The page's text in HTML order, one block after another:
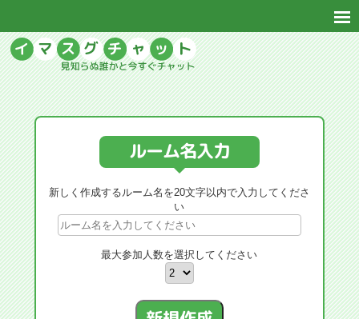
ルーム名入力
新しく作成するルーム名を20文字以内で入力してくださ
い
最大参加人数を選択してください